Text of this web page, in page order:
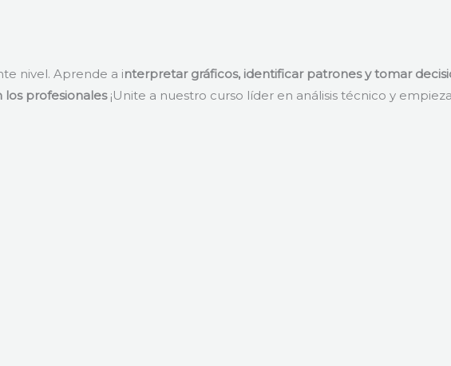
nivel. Aprende a interpretar gráficos, identificar patrones y tomar
profesionales¡Unite a nuestro curso líder en análisis técnico y